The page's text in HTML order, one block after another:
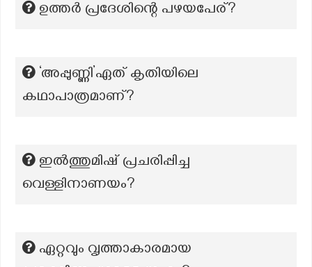
ഉത്തർ പ്രദേശിന്റെ പഴയപേര്?
‘അപ്പുണ്ണി’ഏത് കൃതിയിലെ
കഥാപാത്രമാണ്?
ഇൽത്തുമിഷ് പ്രചരിപ്പിച്ച
വെള്ളിനാണയം?
ഏറ്റവും വൃത്താകാരമായ